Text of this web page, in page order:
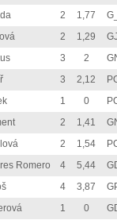
2 1,77
2 1,29
3 2
3 2,12
1 0
2 1,41
2 1,54
Romero 4 5,44
4 3,87
1 0